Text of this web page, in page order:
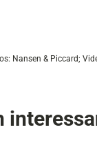
Nansen & Piccard;